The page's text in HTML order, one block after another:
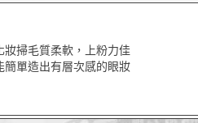
妝掃毛質柔軟，上粉力佳
簡單造出有層次感的眼妝